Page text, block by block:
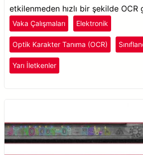
etkilenmeden hızlı bir şekilde OCR
Vaka Çalışmaları Elektronik
Optik Karakter Tanıma (OCR)
Yarı İletkenler